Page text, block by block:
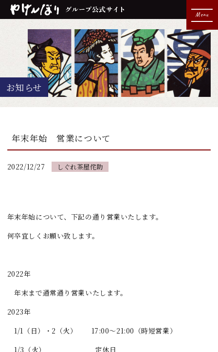
Menu
お知らせ
年末年始 営業について
2022/12/27 しぐれ茶屋侘助
年末年始について、下記の通り営業いたします。
何卒宜しくお願い致します。
2022年
年末まで通常通り営業いたします。
2023年
1/1（日）・2（火） 17:00～21:00（時短営業）
1/3（火） 定休日